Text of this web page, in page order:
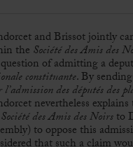
and Brissot jointly
the Société des Amis des
of admitting a
constituante. By
des députés des
nevertheless
Société des Amis des Noirsto
to oppose this